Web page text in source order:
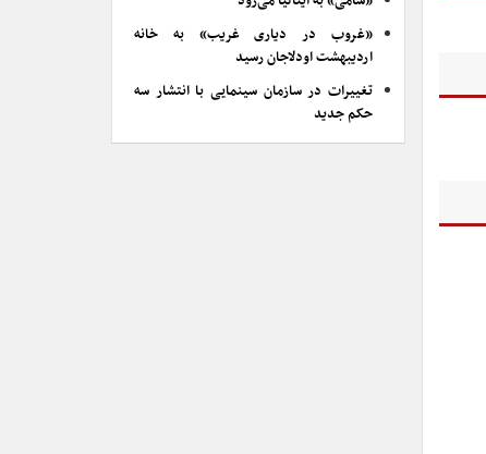
«غروب در دیاری غریب» به خانه
اردیبهشت اودلاجان رسید
تغییرات در سازمان سینمایی با انتشار سه
حکم جدید